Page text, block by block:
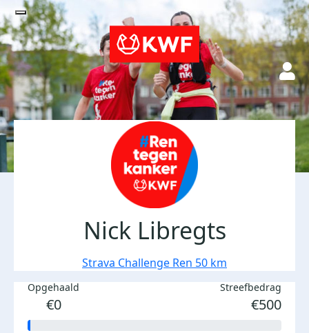
Nick Libregts
Strava Challenge Ren 50 km
Opgehaald
€0
Streefbedrag
€500